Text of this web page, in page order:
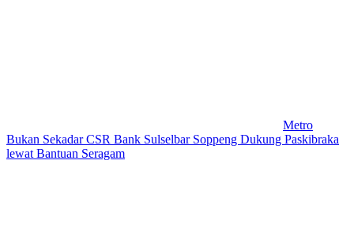
Metro
Bukan Sekadar CSR Bank Sulselbar Soppeng Dukung Paskibraka
lewat Bantuan Seragam